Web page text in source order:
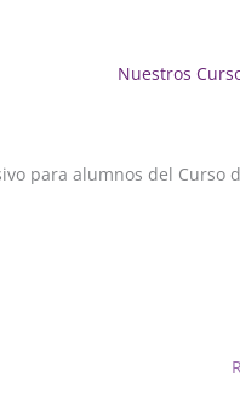
Nuestros
para alumnos del Curso